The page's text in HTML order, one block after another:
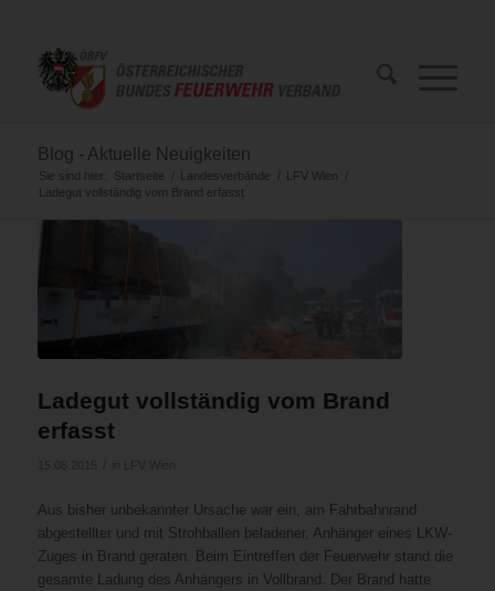
Blog - Aktuelle Neuigkeiten
Sie sind hier: Startseite / Landesverbände / LFV Wien
/
Ladegut vollständig vom Brand erfasst
Ladegut vollständig vom Brand
erfasst
Aus bisher unbekannter Ursache war ein, am Fahrbahnrand
abgestellter und mit Strohballen beladener, Anhänger eines LKW-
Zuges in Brand geraten. Beim Eintreffen der Feuerwehr stand die
gesamte Ladung des Anhängers in Vollbrand. Der Brand hatte